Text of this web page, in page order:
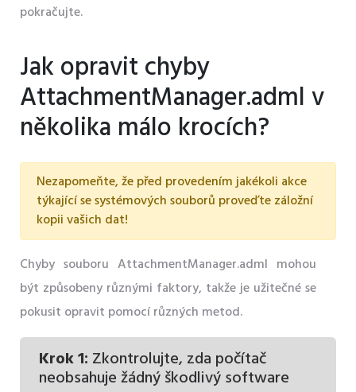
pokračujte.
Jak opravit chyby
AttachmentManager.adml v
několika málo krocích?
Nezapomeňte, že před provedením jakékoli akce
týkající se systémových souborů proveďte záložní
kopii vašich dat!
Chyby souboru AttachmentManager.adml mohou
být způsobeny různými faktory, takže je užitečné se
pokusit opravit pomocí různých metod.
Krok 1: Zkontrolujte, zda počítač
neobsahuje žádný škodlivý software